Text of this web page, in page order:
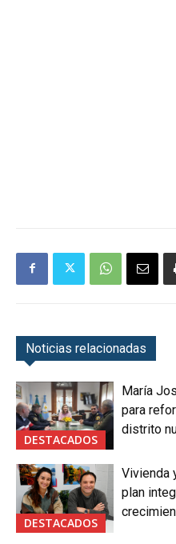
Noticias relacionadas
DESTACADOS
María
para
distrito
DESTACADOS
Vivienda
plan